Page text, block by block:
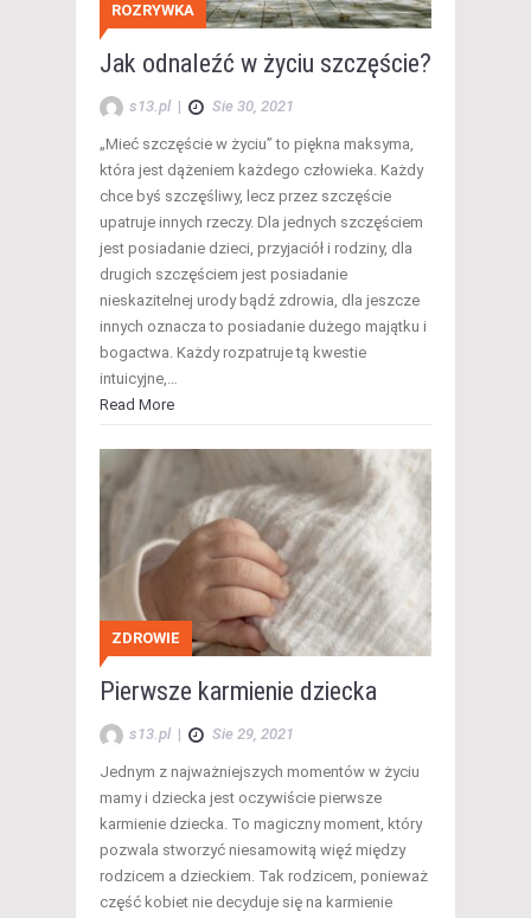
ROZRYWKA
Jak odnaleźć w życiu szczęście?
s13.pl | Sie 30, 2021
„Mieć szczęście w życiu” to piękna maksyma,
która jest dążeniem każdego człowieka. Każdy
chce byś szczęśliwy, lecz przez szczęście
upatruje innych rzeczy. Dla jednych szczęściem
jest posiadanie dzieci, przyjaciół i rodziny, dla
drugich szczęściem jest posiadanie
nieskazitelnej urody bądź zdrowia, dla jeszcze
innych oznacza to posiadanie dużego majątku i
bogactwa. Każdy rozpatruje tą kwestie
intuicyjne,…
Read More
ZDROWIE
Pierwsze karmienie dziecka
s13.pl | Sie 29, 2021
Jednym z najważniejszych momentów w życiu
mamy i dziecka jest oczywiście pierwsze
karmienie dziecka. To magiczny moment, który
pozwala stworzyć niesamowitą więź między
rodzicem a dzieckiem. Tak rodzicem, ponieważ
część kobiet nie decyduje się na karmienie